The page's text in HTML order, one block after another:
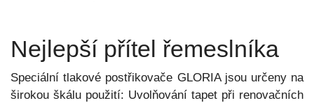
Nejlepší přítel řemeslníka
Speciální tlakové postřikovače GLORIA jsou určeny na
širokou škálu použití: Uvolňování tapet při renovačních